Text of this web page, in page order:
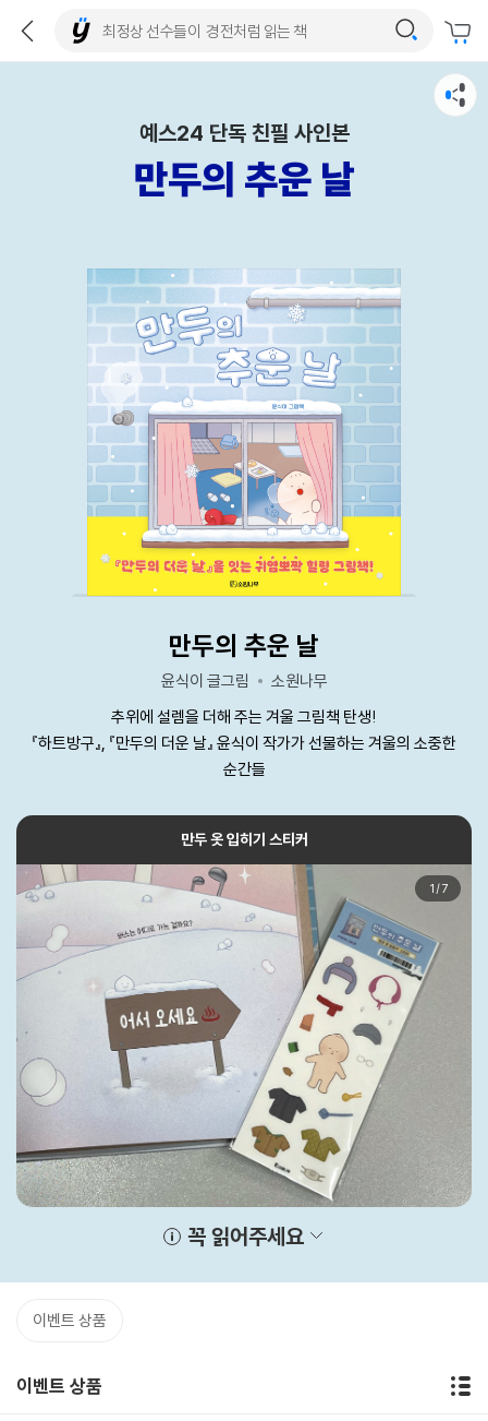
예스24 단독 친필 사인본
만두의 추운 날
만두의 추운 날
윤식이 글그림
소원나무
추위에 설렘을 더해 주는 겨울 그림책 탄생!
『하트방구』, 『만두의 더운 날』 윤식이 작가가 선물하는 겨울의 소중한
순간들
만두 옷 입히기 스티커
1/7
꼭 읽어주세요
이벤트 상품
이벤트 상품